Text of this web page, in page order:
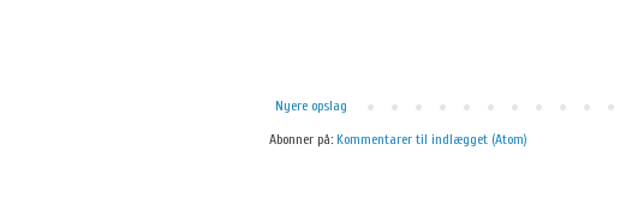
Nyere opslag
Abonner på: Kommentarer til indlægget (Atom)